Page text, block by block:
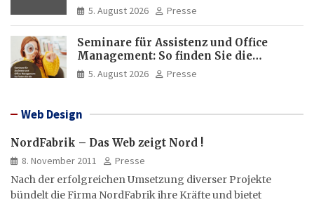
5. August 2026 Presse
Seminare für Assistenz und Office
Management: So finden Sie die
passende Weiterbildung
5. August 2026 Presse
Web Design
NordFabrik – Das Web zeigt Nord !
8. November 2011
Presse
Nach der erfolgreichen Umsetzung diverser Projekte
bündelt die Firma NordFabrik ihre Kräfte und bietet